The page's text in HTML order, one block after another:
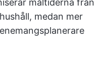
måltiderna från
medan mer